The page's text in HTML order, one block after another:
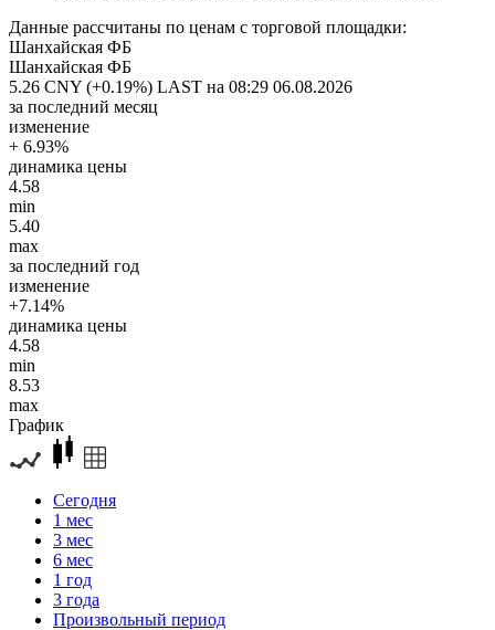
Данные рассчитаны по ценам с торговой площадки:
Шанхайская ФБ
Шанхайская ФБ
5.26 CNY (+0.19%) LAST на 08:29 06.08.2026
за последний месяц
изменение
+ 6.93%
динамика цены
4.58
min
5.40
max
за последний год
изменение
+7.14%
динамика цены
4.58
min
8.53
max
График
Сегодня
1 мес
3 мес
6 мес
1 год
3 года
Произвольный период